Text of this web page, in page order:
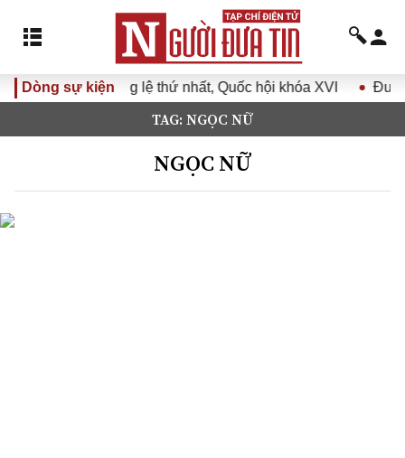
Dòng sự kiện
nhất, Quốc hội khóa XVI Đưa Nghị quyết Đại hội Đảng
TAG: NGỌC NỮ
NGỌC NỮ